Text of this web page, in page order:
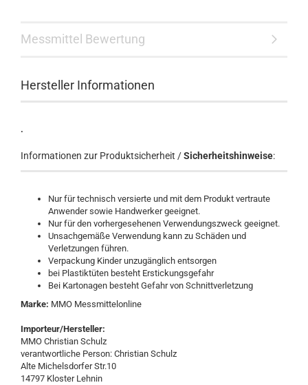
Messmittel Bewertung
Hersteller Informationen
.
Informationen zur Produktsicherheit /Sicherheitshinweise:
Nur für technisch versierte und mit dem Produkt vertraute
Anwender sowie Handwerker geeignet.
Nur für den vorhergesehenen Verwendungszweck geeignet.
Unsachgemäße Verwendung kann zu Schäden und
Verletzungen führen.
Verpackung Kinder unzugänglich entsorgen
bei Plastiktüten besteht Erstickungsgefahr
Bei Kartonagen besteht Gefahr von Schnittverletzung
Marke: MMO Messmittelonline
Importeur/Hersteller:
MMO Christian Schulz
verantwortliche Person: Christian Schulz
Alte Michelsdorfer Str.10
14797 Kloster Lehnin